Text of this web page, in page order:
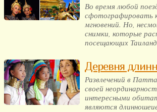
Во время любой
сфотографировать
мгновений. Но,
снимки, которые
посещающих
Деревня
Развлечений в
своей
интересными
являются